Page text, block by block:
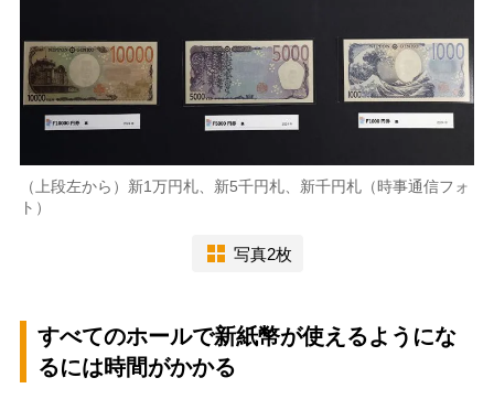
（上段左から）新1万円札、新5千円札、新千円札（時事通信フォ
ト）
写真2枚
すべてのホールで新紙幣が使えるようにな
るには時間がかかる